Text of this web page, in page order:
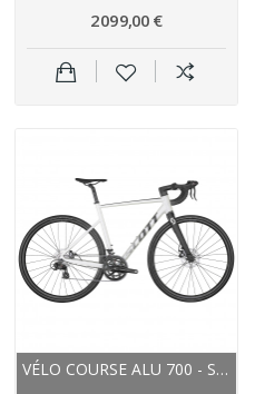
2 099,00 €
VÉLO COURSE ALU 700 - SCOTT 2022 SPEEDSTER 50 -...